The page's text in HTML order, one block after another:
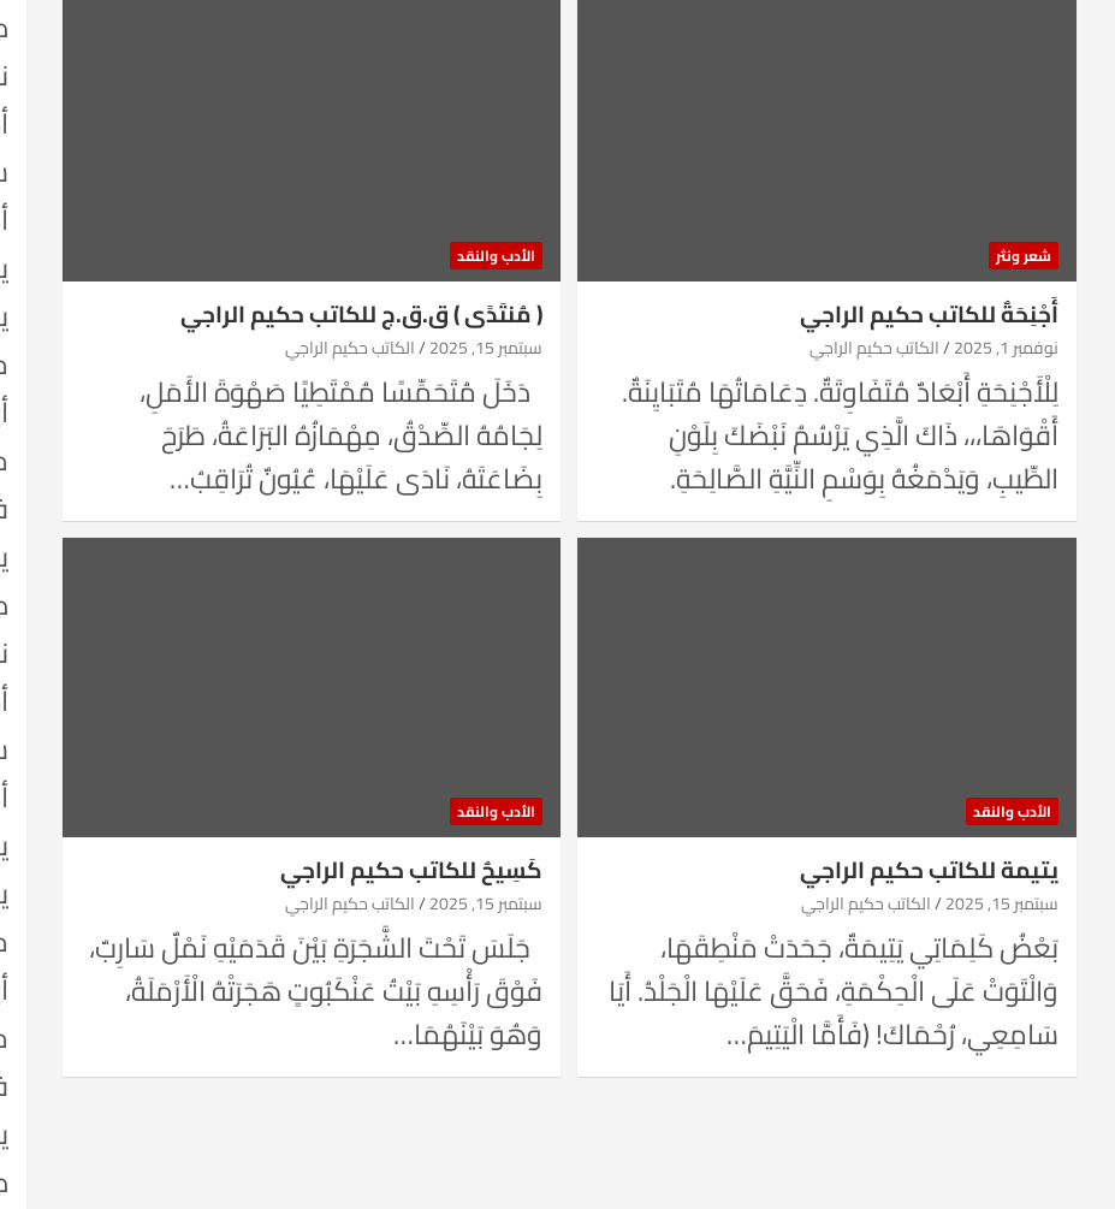
شعر ونثر
أَجْنِحَةٌ للكاتب حكيم الراجي
نوفمبر 1, 2025 الكاتب حكيم الراجي
لِلْأَجْنِحَةِ أَبْعَادٌ مُتَفَاوِتَةٌ. دِعَامَاتُهَا مُتَبَايِنَةٌ.
أَقْوَاهَا،،، ذَاكَ الَّذِي يَرْسُمُ نَبْضَكَ بِلَوْنِ
الطِّيبِ، وَيَدْمَغُهُ بِوَسْمِ النِّيَّةِ الصَّالِحَةِ.
الأدب والنقد
( مُنتَدًى ) ق.ق.ج للكاتب حكيم الراجي
سبتمبر 15, 2025 الكاتب حكيم الراجي
دَخَلَ مُتَحَمِّسًا مُمْتَطِيًا صَهْوَةَ الأَمَلِ،
لِجَامُهُ الصِّدْقُ، مِهْمَازُهُ البَرَاعَةُ، طَرَحَ
بِضَاعَتَهُ، نَادَى عَلَيْهَا، عُيُونٌ تُرَاقِبُ…
الأدب والنقد
يتيمة للكاتب حكيم الراجي
سبتمبر 15, 2025 الكاتب حكيم الراجي
بَعْضُ كَلِمَاتِي يَتِيمَةٌ، جَحَدَتْ مَنْطِقَهَا،
وَالْتَوَتْ عَلَى الْحِكْمَةِ، فَحَقَّ عَلَيْهَا الْجَلْدُ. أَيَا
سَامِعِي، رُحْمَاكَ! (فَأَمَّا الْيَتِيمَ…
الأدب والنقد
كَسِيحٌ للكاتب حكيم الراجي
سبتمبر 15, 2025 الكاتب حكيم الراجي
جَلَسَ تَحْتَ الشَّجَرَةِ بَيْنَ قَدَمَيْهِ نَمْلٌ سَارِبٌ،
فَوْقَ رَأْسِهِ بَيْتُ عَنْكَبُوتٍ هَجَرَتْهُ الْأَرْمَلَةُ،
وَهُوَ بَيْنَهُمَا…